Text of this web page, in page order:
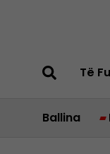
Të
Ballina